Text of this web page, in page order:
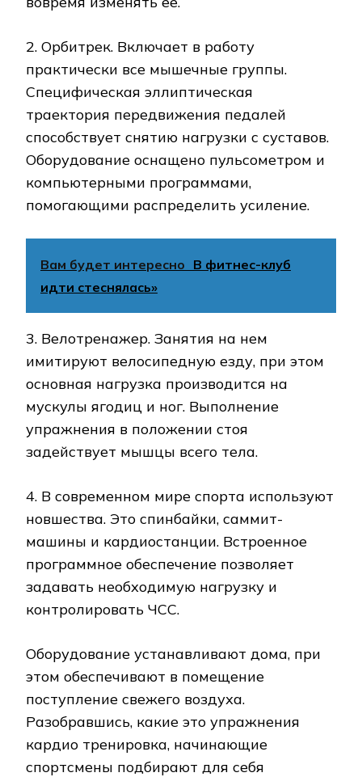
2. Орбитрек. Включает в работу
практически все мышечные группы.
Специфическая эллиптическая
траектория передвижения педалей
способствует снятию нагрузки с суставов.
Оборудование оснащено пульсометром и
компьютерными программами,
помогающими распределить усиление.
Вам будет интересно В фитнес-клуб
идти стеснялась»
3. Велотренажер. Занятия на нем
имитируют велосипедную езду, при этом
основная нагрузка производится на
мускулы ягодиц и ног. Выполнение
упражнения в положении стоя
задействует мышцы всего тела.
4. В современном мире спорта используют
новшества. Это спинбайки, саммит-
машины и кардиостанции. Встроенное
программное обеспечение позволяет
задавать необходимую нагрузку и
контролировать ЧСС.
Оборудование устанавливают дома, при
этом обеспечивают в помещение
поступление свежего воздуха.
Разобравшись, какие это упражнения
кардио тренировка, начинающие
спортсмены подбирают для себя